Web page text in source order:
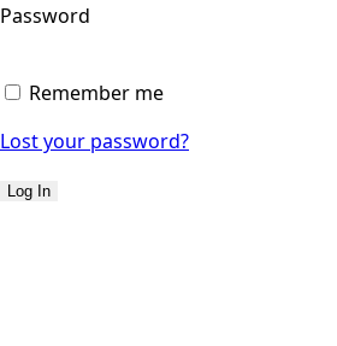
Password
Remember me
Lost your password?